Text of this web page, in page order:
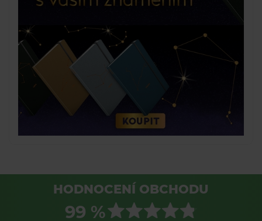
HODNOCENÍ OBCHODU
99 %